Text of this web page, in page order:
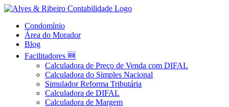
Skip
contentCondomínio
Área do Morador
Blog
Facilitadores 🆕
Calculadora de Preço de Venda com DIFAL
Calculadora do Simples Nacional
Simulador Reforma Tributária
Calculadora de DIFAL
Calculadora de Margem